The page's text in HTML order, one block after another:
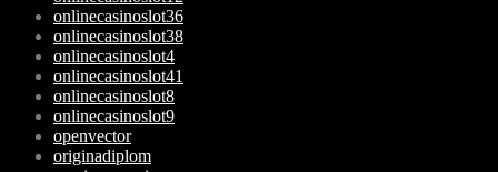
onlinecasinoslot36
onlinecasinoslot38
onlinecasinoslot4
onlinecasinoslot41
onlinecasinoslot8
onlinecasinoslot9
openvector
originadiplom